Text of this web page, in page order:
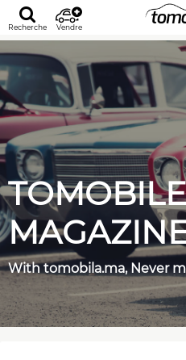
Recherche Vendre
TOMOBILE
With tomobila.ma, Never